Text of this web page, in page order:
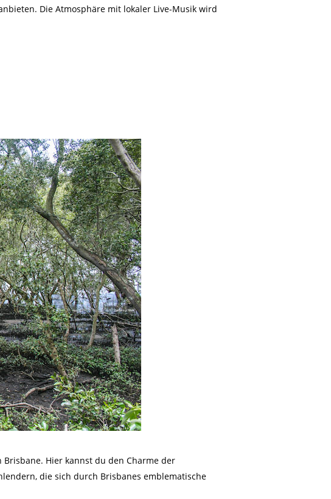
Die Atmosphäre mit lokaler Live-Musik wird
Hier kannst du den Charme der
die sich durch Brisbanes emblematische